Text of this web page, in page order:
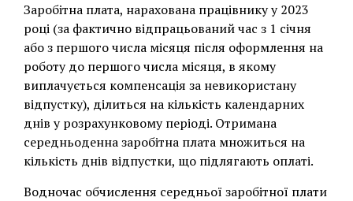
Заробітна плата, нарахована працівнику у 2023
році (за фактично відпрацьований час з 1 січня
або з першого числа місяця після оформлення на
роботу до першого числа місяця, в якому
виплачується компенсація за невикористану
відпустку), ділиться на кількість календарних
днів у розрахунковому періоді. Отримана
середньоденна заробітна плата множиться на
кількість днів відпустки, що підлягають оплаті.
Водночас обчислення середньої заробітної плати